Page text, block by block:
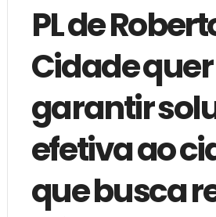
PL de
Cidade quer
garantir
efetiva ao
que busca